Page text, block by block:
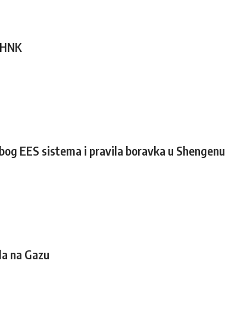
EES sistema i pravila boravka u Shengenu
na Gazu